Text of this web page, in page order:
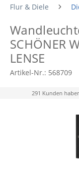
Flur & Diele
SCHÖNER
LENSE
Artikel-Nr.: 568709
291 Kunden